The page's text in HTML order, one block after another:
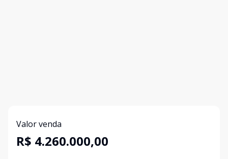
Valor venda
R$ 4.260.000,00